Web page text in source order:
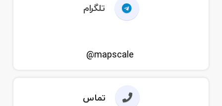
تلگرام
mapscale@
تماس